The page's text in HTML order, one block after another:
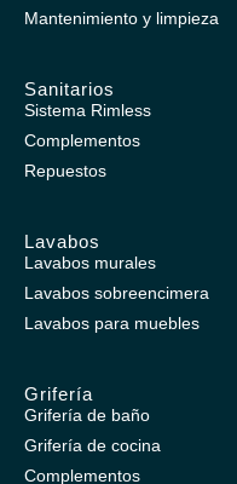
Mantenimiento y limpieza
Sanitarios
Sistema Rimless
Complementos
Repuestos
Lavabos
Lavabos murales
Lavabos sobreencimera
Lavabos para muebles
Grifería
Grifería de baño
Grifería de cocina
Complementos